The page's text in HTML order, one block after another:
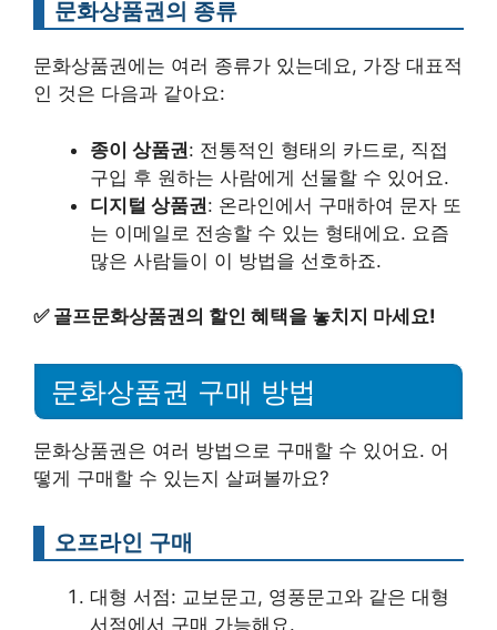
문화상품권의 종류
문화상품권에는 여러 종류가 있는데요, 가장 대표적
인 것은 다음과 같아요:
종이 상품권: 전통적인 형태의 카드로, 직접
구입 후 원하는 사람에게 선물할 수 있어요.
디지털 상품권: 온라인에서 구매하여 문자 또
는 이메일로 전송할 수 있는 형태에요. 요즘
많은 사람들이 이 방법을 선호하죠.
✅ 골프문화상품권의 할인 혜택을 놓치지 마세요!
문화상품권 구매 방법
문화상품권은 여러 방법으로 구매할 수 있어요. 어
떻게 구매할 수 있는지 살펴볼까요?
오프라인 구매
대형 서점: 교보문고, 영풍문고와 같은 대형
서점에서 구매 가능해요.